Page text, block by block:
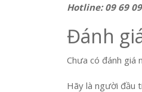
Hotline: 09 69
Đánh
Chưa có đánh giá
Hãy là người đầu